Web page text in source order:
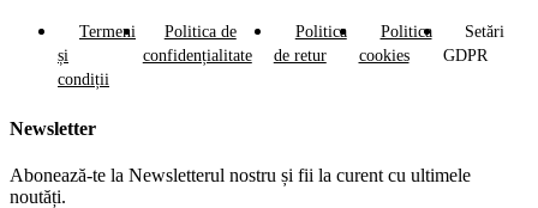
Termeni
și
condiții
Politica de
confidențialitate
Politica
de retur
Politica
cookies
Setări
GDPR
Newsletter
Abonează-te la Newsletterul nostru și fii la curent cu ultimele
noutăți.